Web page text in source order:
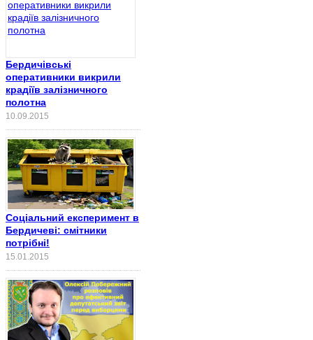
Бердичівські
оперативники викрили
крадіїв залізничного
полотна
10.09.2015
Соціальний експеримент в
Бердичеві: смітники
потрібні!
15.01.2015